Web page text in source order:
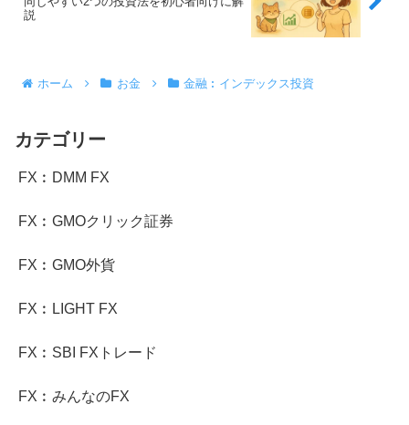
説
ホーム お金 金融︰インデックス投資
カテゴリー
FX︰DMM FX
FX︰GMOクリック証券
FX︰GMO外貨
FX︰LIGHT FX
FX︰SBI FXトレード
FX︰みんなのFX